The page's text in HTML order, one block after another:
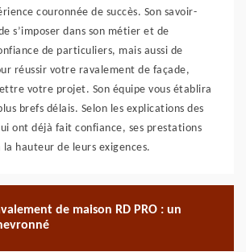
couronnée de succès. Son savoir-
s’imposer dans son métier et de
de particuliers, mais aussi de
réussir votre ravalement de façade,
votre projet. Son équipe vous établira
brefs délais. Selon les explications des
ont déjà fait confiance, ses prestations
hauteur de leurs exigences.
de maison RD PRO : un